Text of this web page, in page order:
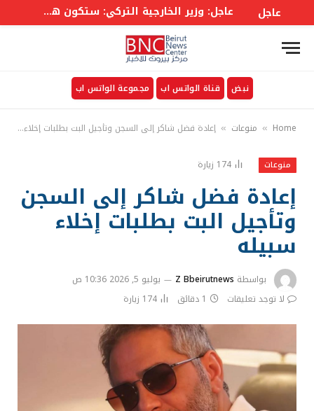
عاجل عاجل: وزير الخارجية التركي: ستكون هناك لجنة وزارية في إطار الاتفاق على غرار حلف الأطلسي إلى جانب أمانة عامة
نبض قناة الواتس اب مجموعة الواتس اب
Home
» منوعات » إعادة فضل شاكر إلى السجن وتأجيل البت بطلبات إخلاء سبيله
منوعات 174 زيارة
إعادة فضل شاكر إلى السجن
وتأجيل البت بطلبات إخلاء
سبيله
بواسطة Z Bbeirutnews
يوليو 5, 2026 10:36 ص
لا توجد تعليقات
1 دقائق 174 زيارة